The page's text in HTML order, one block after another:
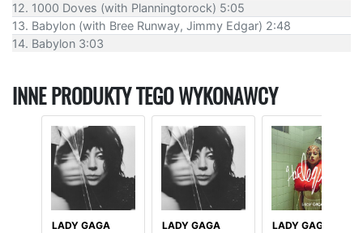
12. 1000 Doves (with Planningtorock) 5:05
13. Babylon (with Bree Runway, Jimmy Edgar) 2:48
14. Babylon 3:03
INNE PRODUKTY TEGO WYKONAWCY
LADY GAGA
LADY GAGA
LADY GAGA